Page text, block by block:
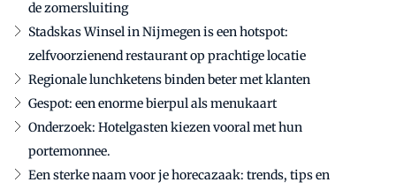
de zomersluiting
Stadskas Winsel in Nijmegen is een hotspot:
zelfvoorzienend restaurant op prachtige locatie
Regionale lunchketens binden beter met klanten
Gespot: een enorme bierpul als menukaart
Onderzoek: Hotelgasten kiezen vooral met hun
portemonnee.
Een sterke naam voor je horecazaak: trends, tips en